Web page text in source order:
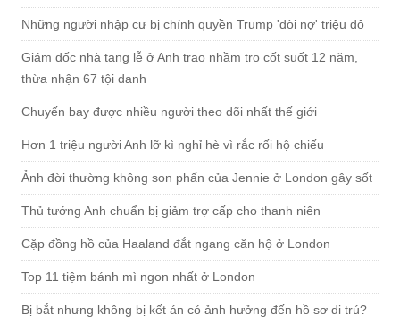
Những người nhập cư bị chính quyền Trump 'đòi nợ' triệu đô
Giám đốc nhà tang lễ ở Anh trao nhầm tro cốt suốt 12 năm,
thừa nhận 67 tội danh
Chuyến bay được nhiều người theo dõi nhất thế giới
Hơn 1 triệu người Anh lỡ kì nghỉ hè vì rắc rối hộ chiếu
Ảnh đời thường không son phấn của Jennie ở London gây sốt
Thủ tướng Anh chuẩn bị giảm trợ cấp cho thanh niên
Cặp đồng hồ của Haaland đắt ngang căn hộ ở London
Top 11 tiệm bánh mì ngon nhất ở London
Bị bắt nhưng không bị kết án có ảnh hưởng đến hồ sơ di trú?